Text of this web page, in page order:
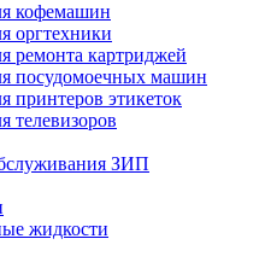
кофемашин
оргтехники
ремонта картриджей
посудомоечных машин
принтеров этикеток
телевизоров
ЗИП
жидкости